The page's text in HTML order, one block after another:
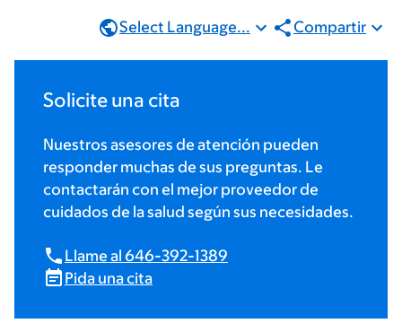
Select Language... Compartir
Solicite una cita
Nuestros asesores de atención pueden
responder muchas de sus preguntas. Le
contactarán con el mejor proveedor de
cuidados de la salud según sus necesidades.
Llame al 646-392-1389
Pida una cita